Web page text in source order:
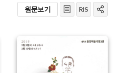
원문보기